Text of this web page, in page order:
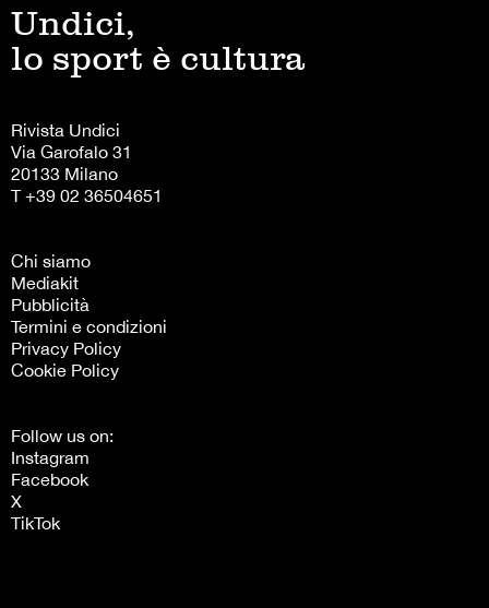
Undici,
lo sport è cultura
Rivista Undici
Via Garofalo 31
20133 Milano
T +39 02 36504651
Chi siamo
Mediakit
Pubblicità
Termini e condizioni
Privacy Policy
Cookie Policy
Follow us on:
Instagram
Facebook
X
TikTok